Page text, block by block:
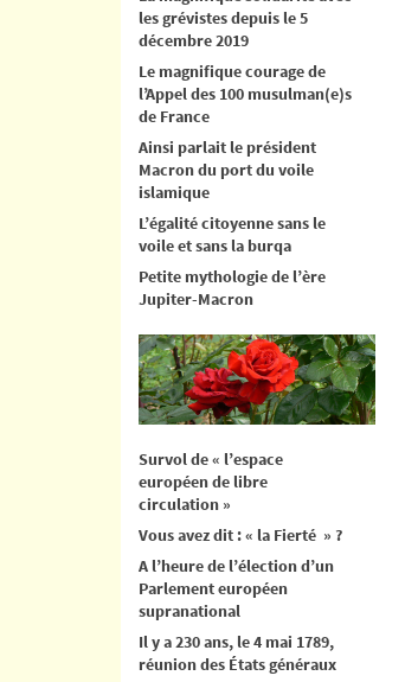
les grévistes depuis le 5
décembre 2019
Le magnifique courage de
l’Appel des 100 musulman(e)s
de France
Ainsi parlait le président
Macron du port du voile
islamique
L’égalité citoyenne sans le
voile et sans la burqa
Petite mythologie de l’ère
Jupiter-Macron
Survol de « l’espace
européen de libre
circulation »
Vous avez dit : « la Fierté » ?
A l’heure de l’élection d’un
Parlement européen
supranational
Il y a 230 ans, le 4 mai 1789,
réunion des États généraux